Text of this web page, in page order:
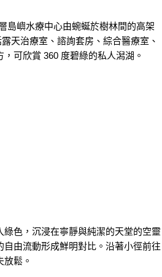
島嶼水療中心由蜿蜒於樹林間的高架
天治療室、諮詢套房、綜合醫療室、
可欣賞 360 度碧綠的私人潟湖。
色，沉浸在寧靜與純潔的天堂的空靈
由流動形成鮮明對比。沿著小徑前往
鬆。